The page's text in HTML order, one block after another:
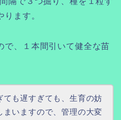
ます。
で、１本間引いて健全な苗
ても遅すぎても、生育の妨
まいますので、管理の大変